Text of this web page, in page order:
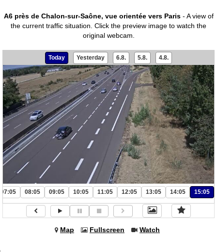
A6 près de Chalon-sur-Saône, vue orientée vers Paris- A view of
the current traffic situation. Click the preview image to watch the
original webcam.
Today Yesterday 6.8. 5.8. 4.8.
07:05 08:05 09:05 10:05 11:05 12:05 13:05 14:05 15:05
Map Fullscreen Watch